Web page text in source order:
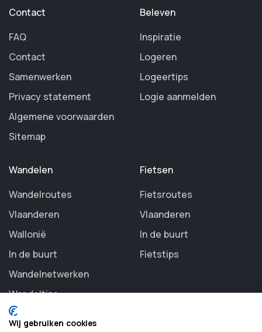
Contact
FAQ
Contact
Samenwerken
Privacy statement
Algemene voorwaarden
Sitemap
Beleven
Inspiratie
Logeren
Logeertips
Logie aanmelden
Wandelen
Wandelroutes
Vlaanderen
Wallonië
In de buurt
Wandelnetwerken
Wandeltips
Fietsen
Fietsroutes
Vlaanderen
In de buurt
Fietstips
Wij gebruiken cookies